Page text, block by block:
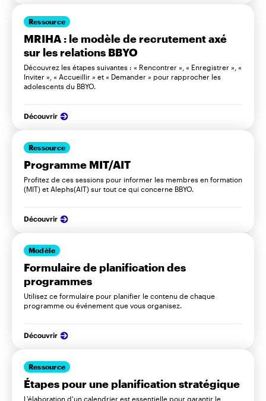
Ressource
MRIHA : le modèle de recrutement axé
sur les relations BBYO
Découvrez les étapes suivantes : « Rencontrer », « Enregistrer », «
Inviter », « Accueillir » et « Demander » pour rapprocher les
adolescents du BBYO.
Découvrir
Ressource
Programme MIT/AIT
Profitez de ces sessions pour informer les membres en formation
(MIT) et Alephs(AIT) sur tout ce qui concerne BBYO.
Découvrir
Modèle
Formulaire de planification des
programmes
Utilisez ce formulaire pour planifier le contenu de chaque
programme ou événement que vous organisez.
Découvrir
Ressource
Étapes pour une planification stratégique
L'élaboration d'un calendrier est essentielle pour garantir le